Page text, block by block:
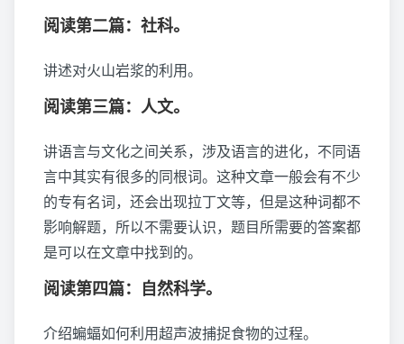
阅读第二篇：社科。
讲述对火山岩浆的利用。
阅读第三篇：人文。
讲语言与文化之间关系，涉及语言的进化，不同语
言中其实有很多的同根词。这种文章一般会有不少
的专有名词，还会出现拉丁文等，但是这种词都不
影响解题，所以不需要认识，题目所需要的答案都
是可以在文章中找到的。
阅读第四篇：自然科学。
介绍蝙蝠如何利用超声波捕捉食物的过程。